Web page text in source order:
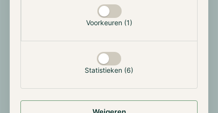
Voorkeuren (1)
Statistieken (6)
tegengekomen — en we hebben er al heel wat
Stel je voor: 80% van de totale tokenvoorraad